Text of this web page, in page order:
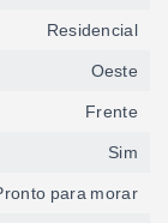
Residencial
Oeste
Frente
Sim
para morar